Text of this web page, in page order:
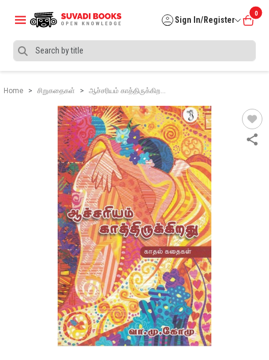
Sign In/Register
0
Home சிறுகதைகள் ஆச்சரியம் காத்திருக்கிற…